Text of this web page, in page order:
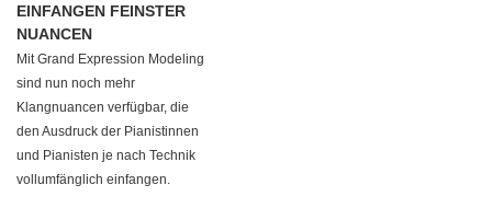
EINFANGEN FEINSTER
NUANCEN
Mit Grand Expression Modeling
sind nun noch mehr
Klangnuancen verfügbar, die
den Ausdruck der Pianistinnen
und Pianisten je nach Technik
vollumfänglich einfangen.